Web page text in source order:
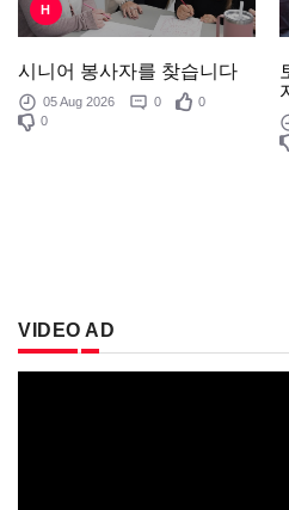
H
시니어 봉사자를 찾습니다
05 Aug 2026 0
0
0
VIDEO AD